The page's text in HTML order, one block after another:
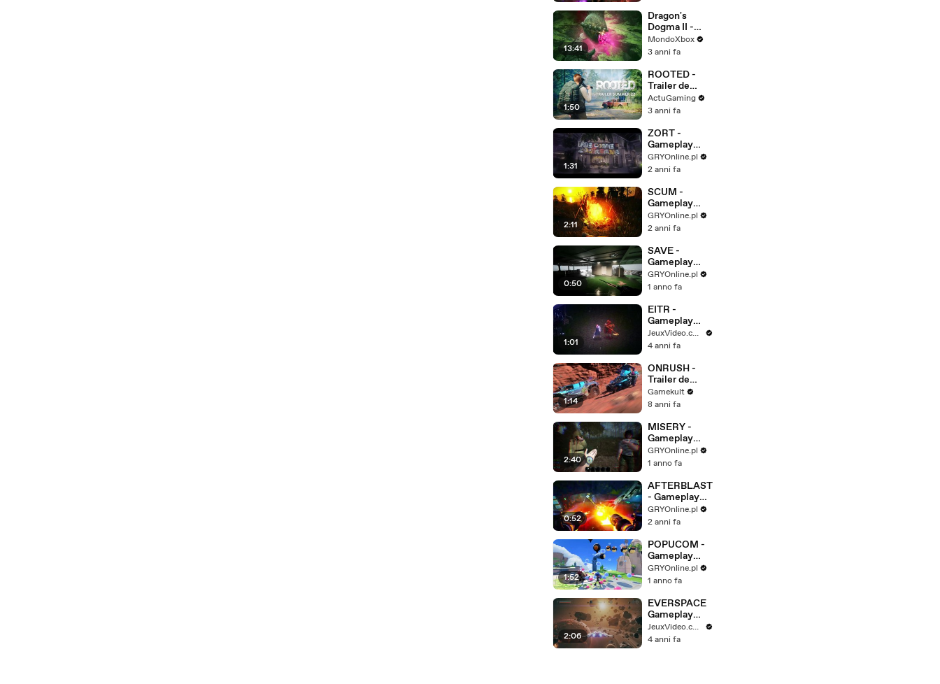
Deadshot
13:41
Dragon's
Dogma II -
Dimostrazion
e November
SUB ITA
MondoXbox
3 anni fa
1:50
ROOTED -
Trailer de
gameplay
ActuGaming
3 anni fa
1:31
ZORT -
Gameplay
Trailer
GRYOnline.pl
2 anni fa
2:11
SCUM -
Gameplay
Trailer
GRYOnline.pl
2 anni fa
0:50
SAVE -
Gameplay
Trailer
GRYOnline.pl
1 anno fa
1:01
EITR -
Gameplay
Trailer
JeuxVideo.com
4 anni fa
1:14
ONRUSH -
Trailer de
gameplay
Gamekult
8 anni fa
2:40
MISERY -
Gameplay
Trailer
GRYOnline.pl
1 anno fa
0:52
AFTERBLAST
- Gameplay
Trailer
GRYOnline.pl
2 anni fa
1:52
POPUCOM -
Gameplay
Trailer
GRYOnline.pl
1 anno fa
2:06
EVERSPACE
Gameplay
Trailer
JeuxVideo.com
4 anni fa